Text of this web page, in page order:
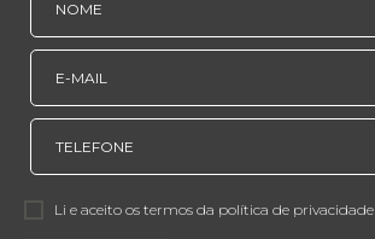
Li e aceito os termos da política de privacidade